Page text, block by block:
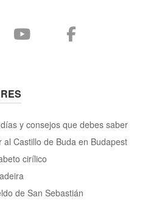
y consejos que debes saber
Castillo de Buda en Budapest
cirílico
de San Sebastián